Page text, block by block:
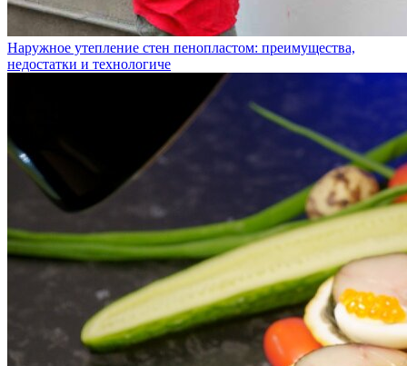
Наружное утепление стен пенопластом: преимущества,
недостатки и технологиче